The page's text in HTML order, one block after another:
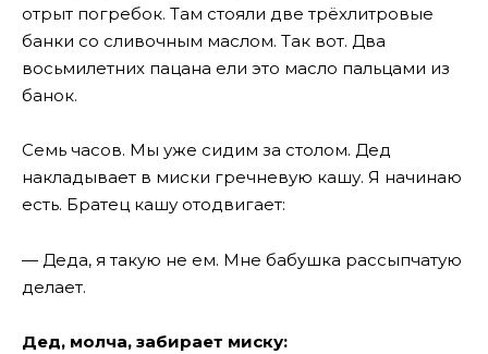
отрыт погребок. Там стояли две трёхлитровые
банки со сливочным маслом. Так вот. Два
восьмилетних пацана ели это масло пальцами из
банок.
Семь часов. Мы уже сидим за столом. Дед
накладывает в миски гречневую кашу. Я начинаю
есть. Братец кашу отодвигает:
— Деда, я такую не ем. Мне бабушка рассыпчатую
делает.
Дед, молча, забирает миску: